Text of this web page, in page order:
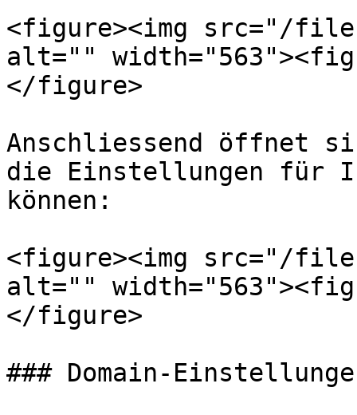
<figure><img src="/
alt=""
</figure>
Anschliessend öffnet
die Einstellungen für
können:
<figure><img src="/
alt=""
</figure>
### Domain-